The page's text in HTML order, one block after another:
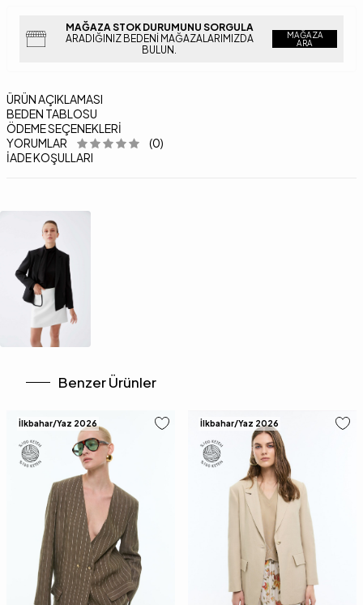
MAĞAZA STOK DURUMUNU SORGULA
ARADIĞINIZ BEDENI MAĞAZALARIMIZDA
BULUN.
MAĞAZA
ARA
ÜRÜN AÇIKLAMASI
BEDEN TABLOSU
ÖDEME SEÇENEKLERI
YORUMLAR
(0)
İADE KOŞULLARI
Benzer Ürünler
İlkbahar/Yaz 2026 İlkbahar/Yaz 2026